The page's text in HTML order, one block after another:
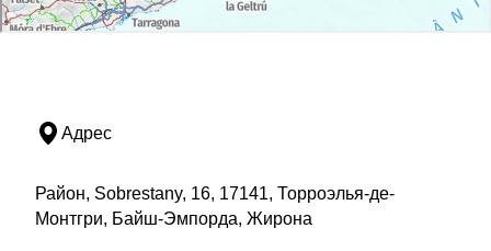
Адрес
Район, Sobrestany, 16, 17141, Торроэлья-де-
Монтгри, Байш-Эмпорда, Жирона